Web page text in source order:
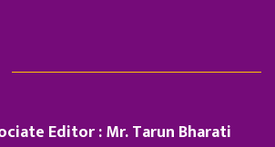
Editor : Mr. Tarun Bharati